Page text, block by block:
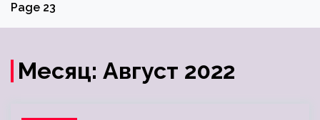
Page 23
Месяц: Август 2022